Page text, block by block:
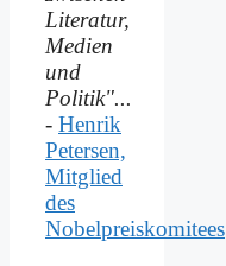
Literatur,
Medien
und
Politik"...
- Henrik
Petersen,
Mitglied
des
Nobelpreiskomitees